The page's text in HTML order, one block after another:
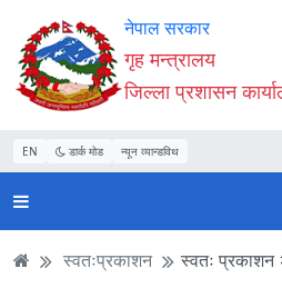
Accessibility
Mode
सुरु
गर्नुहोस्
सामाग्री
पढ्नुहाेस्
नेभिगेसन
पढ्नुहाेस्
वेबसाइट
खोजमा
जानुहोस्
नेपाल सरकार
गृह मन्त्रालय
जिल्ला प्रशासन
EN डार्क मोड न्यून व्यान्डविथ
स्वतःप्रकाशन स्वतः